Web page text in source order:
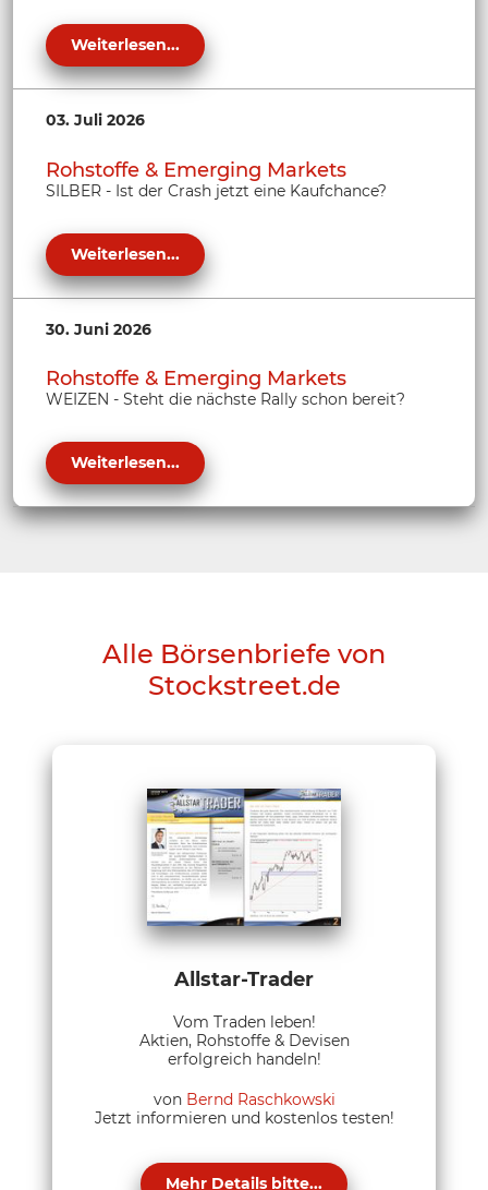
Weiterlesen...
03. Juli 2026
Rohstoffe & Emerging Markets
SILBER - Ist der Crash jetzt eine Kaufchance?
Weiterlesen...
30. Juni 2026
Rohstoffe & Emerging Markets
WEIZEN - Steht die nächste Rally schon bereit?
Weiterlesen...
Alle Börsenbriefe von
Stockstreet.de
Allstar-Trader
Vom Traden leben!
Aktien, Rohstoffe & Devisen
erfolgreich handeln!
von Bernd Raschkowski
Jetzt informieren und kostenlos testen!
Mehr Details bitte...